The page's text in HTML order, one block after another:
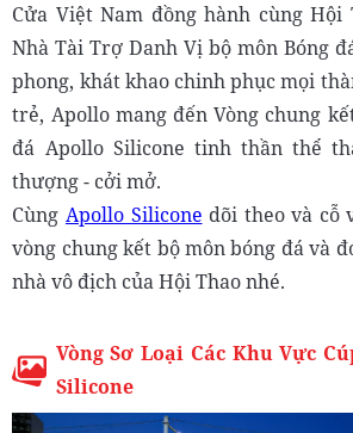
Cửa Việt Nam đồng hành cùng
Nhà Tài Trợ Danh Vị bộ môn Bóng
phong, khát khao chinh phục mọi
trẻ, Apollo mang đến Vòng chung
đá Apollo Silicone tinh thần thể
thượng - cởi mở.
Cùng Apollo Silicone dõi theo và cỗ
vòng chung kết bộ môn bóng đá và
nhà vô địch của Hội Thao nhé.
Vòng Sơ Loại Các Khu Vực
Silicone